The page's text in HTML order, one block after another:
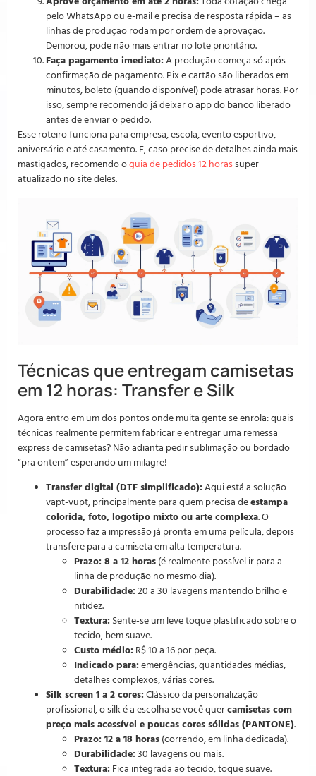
pelo WhatsApp ou e-mail e precisa de resposta rápida – as
linhas de produção rodam por ordem de aprovação.
Demorou, pode não mais entrar no lote prioritário.
Faça pagamento imediato: A produção começa só após
confirmação de pagamento. Pix e cartão são liberados em
minutos, boleto (quando disponível) pode atrasar horas. Por
isso, sempre recomendo já deixar o app do banco liberado
antes de enviar o pedido.
Esse roteiro funciona para empresa, escola, evento esportivo,
aniversário e até casamento. E, caso precise de detalhes ainda mais
mastigados, recomendo oguia de pedidos 12 horassuper
atualizado no site deles.
Técnicas que entregam camisetas
em 12 horas: Transfer e Silk
Agora entro em um dos pontos onde muita gente se enrola: quais
técnicas realmente permitem fabricar e entregar uma remessa
express de camisetas? Não adianta pedir sublimação ou bordado
“pra ontem” esperando um milagre!
Transfer digital (DTF simplificado): Aqui está a solução
vapt-vupt, principalmente para quem precisa deestampa
colorida, foto, logotipo mixto ou arte complexa. O
processo faz a impressão já pronta em uma película, depois
transfere para a camiseta em alta temperatura.
Prazo: 8 a 12 horas (é realmente possível ir para a
linha de produção no mesmo dia).
Durabilidade: 20 a 30 lavagens mantendo brilho e
nitidez.
Textura: Sente-se um leve toque plastificado sobre o
tecido, bem suave.
Custo médio: R$ 10 a 16 por peça.
Indicado para: emergências, quantidades médias,
detalhes complexos, várias cores.
Silk screen 1 a 2 cores: Clássico da personalização
profissional, o silk é a escolha se você quercamisetas com
preço mais acessível e poucas cores sólidas (PANTONE).
Prazo: 12 a 18 horas (correndo, em linha dedicada).
Durabilidade: 30 lavagens ou mais.
Textura: Fica integrada ao tecido, toque suave.